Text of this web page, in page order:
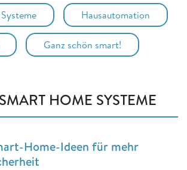
Hausautomation
Ganz schön smart!
HOME SYSTEME
Home-Ideen für mehr